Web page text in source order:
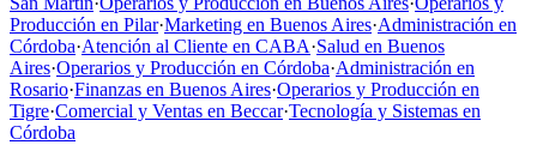
Producción en Pilar·Marketing en Buenos Aires·Administración en
Córdoba·Atención al Cliente en CABA·Salud en Buenos
Aires·Operarios y Producción en Córdoba·Administración en
Rosario·Finanzas en Buenos Aires·Operarios y Producción en
Tigre·Comercial y Ventas en Beccar·Tecnología y Sistemas en
Córdoba